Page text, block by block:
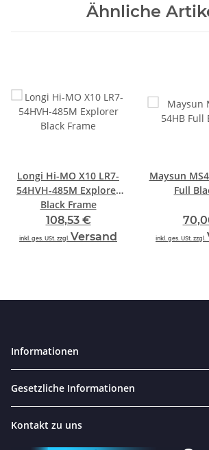
Ähnliche
Longi Hi-MO X10 LR7-
54HVH-485M Explorer
Black Frame
108,53 €
inkl. ges. USt. zzgl. Versand
Maysun
Full
inkl. ges. USt. zzgl.
Informationen
Gesetzliche Informationen
Kontakt zu uns